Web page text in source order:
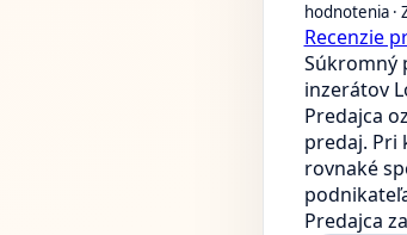
hodnotenia ·
Recenzie
Súkromný
inzerátov
Predajca
predaj. Pri
rovnaké
Predajca